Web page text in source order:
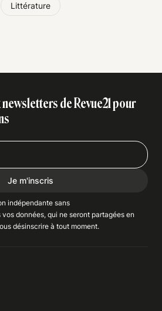
Littérature
de Revue21 pour
Je m'inscris
indépendante sans
vos données, qui ne seront partagées en
désinscrire à tout moment.